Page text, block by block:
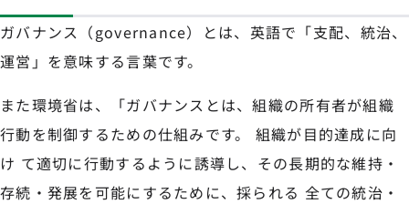
ガバナンス（governance）とは、英語で「支配、統治、
運営」を意味する言葉です。
また環境省は、「ガバナンスとは、組織の所有者が組織
行動を制御するための仕組みです。 組織が目的達成に向
け て適切に行動するように誘導し、その長期的な維持・
存続・発展を可能にするために、採られる 全ての統治・